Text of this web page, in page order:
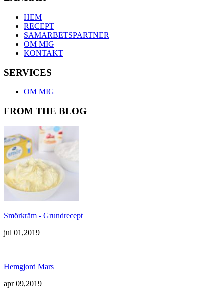
HEM
RECEPT
SAMARBETSPARTNER
OM MIG
KONTAKT
SERVICES
OM MIG
FROM THE BLOG
Smörkräm - Grundrecept
jul 01,2019
Hemgjord Mars
apr 09,2019